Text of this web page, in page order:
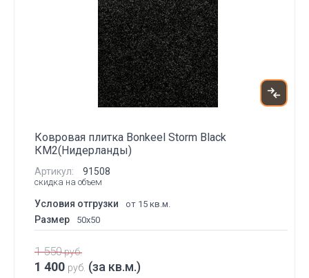
Ковровая плитка Bonkeel Storm Black
КМ2(Нидерланды)
Артикул: 91508
скидка на объем
Условия отгрузки от 15 кв.м.
Размер 50x50
1 550руб.
1 400 руб. (за кв.м.)